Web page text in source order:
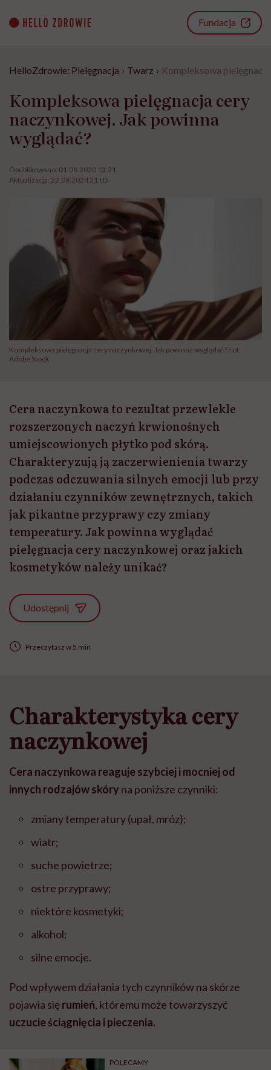
content
Fundacja
HelloZdrowie: Pielęgnacja › Twarz › Kompleksowa
Kompleksowa pielęgnacja cery
naczynkowej. Jak powinna
wyglądać?
Opublikowano: 01.08.2020 13:21
Aktualizacja: 22.09.2024 21:05
Kompleksowa pielęgnacja cery naczynkowej. Jak powinna wyglądać? Fot.
Adobe Stock
Cera naczynkowa to rezultat przewlekle
rozszerzonych naczyń krwionośnych
umiejscowionych płytko pod skórą.
Charakteryzują ją zaczerwienienia twarzy
podczas odczuwania silnych emocji lub przy
działaniu czynników zewnętrznych, takich
jak pikantne przyprawy czy zmiany
temperatury. Jak powinna wyglądać
pielęgnacja cery naczynkowej oraz jakich
kosmetyków należy unikać?
Udostępnij
Przeczytasz w 5 min
Charakterystyka cery
naczynkowej
Cera naczynkowa reaguje szybciej i mocniej od
innych rodzajów skóry na poniższe czynniki:
zmiany temperatury (upał, mróz);
wiatr;
suche powietrze;
ostre przyprawy;
niektóre kosmetyki;
alkohol;
silne emocje.
Pod wpływem działania tych czynników na skórze
pojawia sięrumień, któremu może towarzyszyć
uczucie ściągnięcia i pieczenia.
POLECAMY